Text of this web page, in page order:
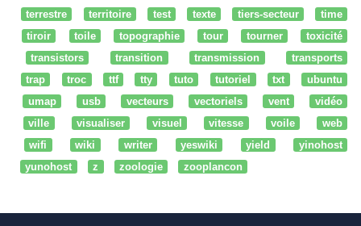
terrestre
territoire test texte tiers-secteur
time
tiroir
toile topographie tour tourner
toxicité
transistors
transition transmission
transports
trap
troc ttf tty tuto tutoriel txt
ubuntu
umap
usb vecteurs vectoriels vent
vidéo
ville
visualiser visuel vitesse voile
web
wifi
wiki writer yeswiki yield
yinohost
yunohost
z zoologie zooplancon